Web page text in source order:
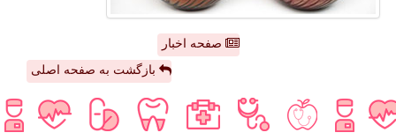
صفحه اخبار
بازگشت به صفحه اصلی